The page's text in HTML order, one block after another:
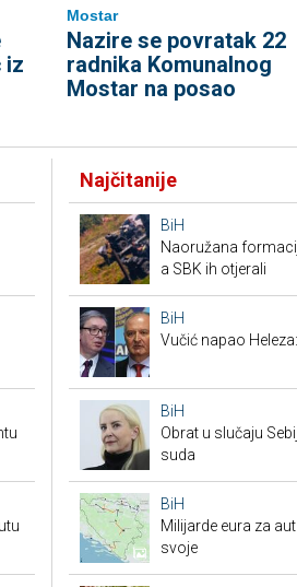
iz
Mostar
Nazire se povratak 22
radnika Komunalnog
Mostar na posao
Najčitanije
BiH
Naoružana
a SBK ih otjerali
BiH
Vučić napao
BiH
Obrat u slučaju
suda
BiH
Milijarde eura za
svoje